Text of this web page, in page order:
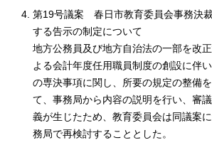
第19号議案 春日市教育委員会事務決
する告示の制定について
地方公務員及び地方自治法の一部を改
よる会計年度任用職員制度の創設に伴
の専決事項に関し、所要の規定の整備
て、事務局から内容の説明を行い、審
義が生じたため、教育委員会は同議案
務局で再検討することとした。